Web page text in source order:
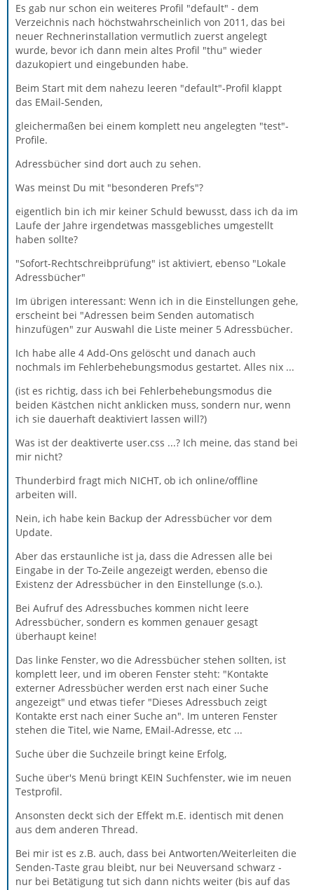
LG, Thomas
Es gab nur schon ein weiteres Profil "default" - dem
Verzeichnis nach höchstwahrscheinlich von 2011, das bei
neuer Rechnerinstallation vermutlich zuerst angelegt
wurde, bevor ich dann mein altes Profil "thu" wieder
dazukopiert und eingebunden habe.
Beim Start mit dem nahezu leeren "default"-Profil klappt
das EMail-Senden,
gleichermaßen bei einem komplett neu angelegten "test"-
Profile.
Adressbücher sind dort auch zu sehen.
Was meinst Du mit "besonderen Prefs"?
eigentlich bin ich mir keiner Schuld bewusst, dass ich da im
Laufe der Jahre irgendetwas massgebliches umgestellt
haben sollte?
"Sofort-Rechtschreibprüfung" ist aktiviert, ebenso "Lokale
Adressbücher"
Im übrigen interessant: Wenn ich in die Einstellungen gehe,
erscheint bei "Adressen beim Senden automatisch
hinzufügen" zur Auswahl die Liste meiner 5 Adressbücher.
Ich habe alle 4 Add-Ons gelöscht und danach auch
nochmals im Fehlerbehebungsmodus gestartet. Alles nix ...
(ist es richtig, dass ich bei Fehlerbehebungsmodus die
beiden Kästchen nicht anklicken muss, sondern nur, wenn
ich sie dauerhaft deaktiviert lassen will?)
Was ist der deaktiverte user.css ...? Ich meine, das stand bei
mir nicht?
Thunderbird fragt mich NICHT, ob ich online/offline
arbeiten will.
Nein, ich habe kein Backup der Adressbücher vor dem
Update.
Aber das erstaunliche ist ja, dass die Adressen alle bei
Eingabe in der To-Zeile angezeigt werden, ebenso die
Existenz der Adressbücher in den Einstellunge (s.o.).
Bei Aufruf des Adressbuches kommen nicht leere
Adressbücher, sondern es kommen genauer gesagt
überhaupt keine!
Das linke Fenster, wo die Adressbücher stehen sollten, ist
komplett leer, und im oberen Fenster steht: "Kontakte
externer Adressbücher werden erst nach einer Suche
angezeigt" und etwas tiefer "Dieses Adressbuch zeigt
Kontakte erst nach einer Suche an". Im unteren Fenster
stehen die Titel, wie Name, EMail-Adresse, etc ...
Suche über die Suchzeile bringt keine Erfolg,
Suche über's Menü bringt KEIN Suchfenster, wie im neuen
Testprofil.
Ansonsten deckt sich der Effekt m.E. identisch mit denen
aus dem anderen Thread.
Bei mir ist es z.B. auch, dass bei Antworten/Weiterleiten die
Senden-Taste grau bleibt, nur bei Neuversand schwarz -
nur bei Betätigung tut sich dann nichts weiter (bis auf das